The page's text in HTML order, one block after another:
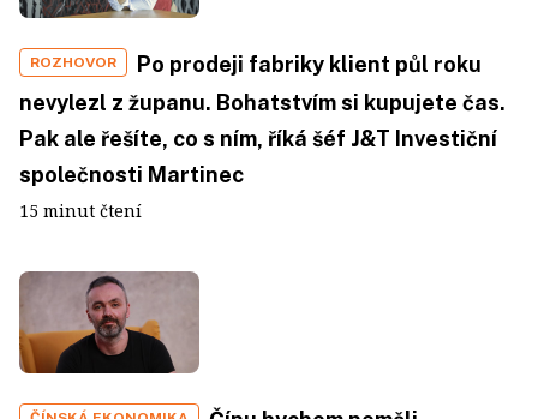
ROZHOVOR
Po prodeji fabriky klient půl roku
nevylezl z županu. Bohatstvím si kupujete čas.
Pak ale řešíte, co s ním, říká šéf J&T Investiční
společnosti Martinec
15 minut čtení